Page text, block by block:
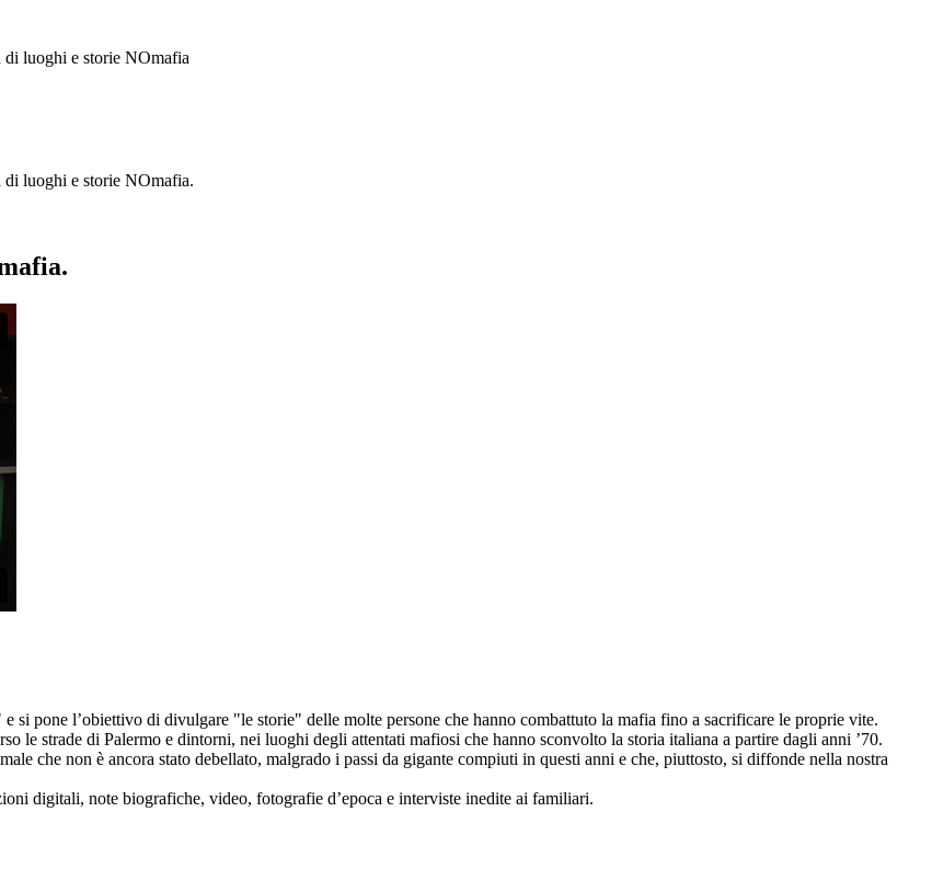
di luoghi e storie NOmafia
di luoghi e storie NOmafia.
si pone l’obiettivo di divulgare "le storie" delle molte persone che hanno combattuto la mafia fino a sacrificare le proprie vite.
le strade di Palermo e dintorni, nei luoghi degli attentati mafiosi che hanno sconvolto la storia italiana a partire dagli anni ’70.
che non è ancora stato debellato, malgrado i passi da gigante compiuti in questi anni e che, piuttosto, si diffonde nella nostra
digitali, note biografiche, video, fotografie d’epoca e interviste inedite ai familiari.